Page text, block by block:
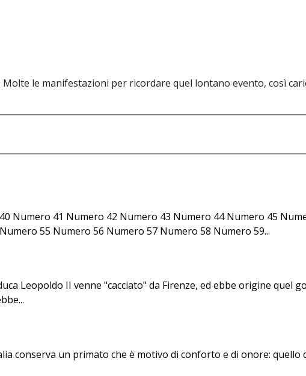
le manifestazioni per ricordare quel lontano evento, così
Numero 41 Numero 42 Numero 43 Numero 44 Numero 45
55 Numero 56 Numero 57 Numero 58 Numero 59...
Leopoldo II venne "cacciato" da Firenze, ed ebbe origine quel
conserva un primato che è motivo di conforto e di onore: quello